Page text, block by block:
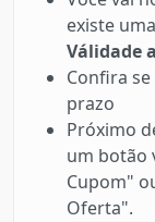
existe
Válidade
Confira
prazo
Próximo
um botão
Cupom"
Oferta".